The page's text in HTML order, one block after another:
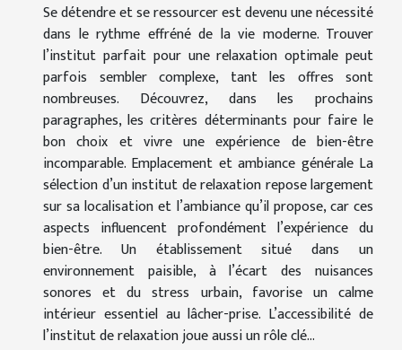
Se détendre et se ressourcer est devenu une nécessité
dans le rythme effréné de la vie moderne. Trouver
l’institut parfait pour une relaxation optimale peut
parfois sembler complexe, tant les offres sont
nombreuses. Découvrez, dans les prochains
paragraphes, les critères déterminants pour faire le
bon choix et vivre une expérience de bien-être
incomparable. Emplacement et ambiance générale La
sélection d’un institut de relaxation repose largement
sur sa localisation et l’ambiance qu’il propose, car ces
aspects influencent profondément l’expérience du
bien-être. Un établissement situé dans un
environnement paisible, à l’écart des nuisances
sonores et du stress urbain, favorise un calme
intérieur essentiel au lâcher-prise. L’accessibilité de
l’institut de relaxation joue aussi un rôle clé...